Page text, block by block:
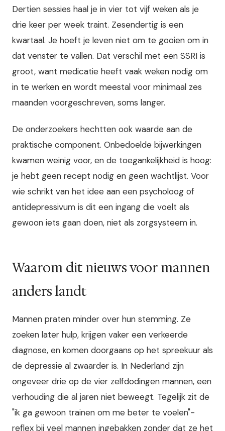
Dertien sessies haal je in vier tot vijf weken als je
drie keer per week traint. Zesendertig is een
kwartaal. Je hoeft je leven niet om te gooien om in
dat venster te vallen. Dat verschil met een SSRI is
groot, want medicatie heeft vaak weken nodig om
in te werken en wordt meestal voor minimaal zes
maanden voorgeschreven, soms langer.
De onderzoekers hechtten ook waarde aan de
praktische component. Onbedoelde bijwerkingen
kwamen weinig voor, en de toegankelijkheid is hoog:
je hebt geen recept nodig en geen wachtlijst. Voor
wie schrikt van het idee aan een psycholoog of
antidepressivum is dit een ingang die voelt als
gewoon iets gaan doen, niet als zorgsysteem in.
Waarom dit nieuws voor mannen
anders landt
Mannen praten minder over hun stemming. Ze
zoeken later hulp, krijgen vaker een verkeerde
diagnose, en komen doorgaans op het spreekuur als
de depressie al zwaarder is. In Nederland zijn
ongeveer drie op de vier zelfdodingen mannen, een
verhouding die al jaren niet beweegt. Tegelijk zit de
"ik ga gewoon trainen om me beter te voelen"-
reflex bij veel mannen ingebakken zonder dat ze het